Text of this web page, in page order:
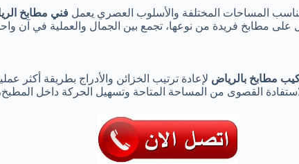
المساحات المختلفة والأسلوب العصري يعمل فني مطابخ
على مطابخ فريدة من نوعها، تجمع بين الجمال والعملية في آن
مطابخ بالرياض لإعادة ترتيب الخزائن والأدراج بطريقة أكثر
القصوى من المساحة المتاحة وتسهيل الحركة داخل